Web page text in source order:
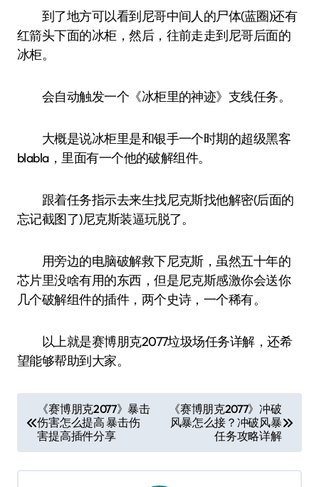
到了地方可以看到尼哥中间人的尸体(蓝圈)还有
红箭头下面的冰柜，然后，往前走走到尼哥后面的
冰柜。
会自动触发一个《冰柜里的神迹》支线任务。
大概是说冰柜里是和银手一个时期的超级黑客
blabla，里面有一个他的破解组件。
跟着任务指示去来生找尼克斯找他解密(后面的
忘记截图了)尼克斯装逼玩脱了。
用旁边的电脑破解救下尼克斯，虽然五十年的
芯片里没啥有用的东西，但是尼克斯感激你会送你
几个破解组件的插件，两个史诗，一个稀有。
以上就是赛博朋克2077垃圾场任务详解，还希
望能够帮助到大家。
章
导
航
《赛博朋克2077》暴击
伤害怎么提高 暴击伤
害提高插件分享
《赛博朋克2077》冲破
风暴怎么接？冲破风暴
任务攻略详解